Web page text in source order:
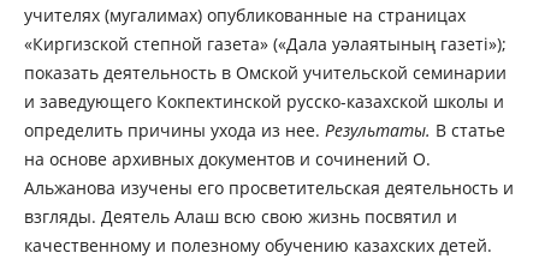
учителях (мугалимах) опубликованные на страницах
«Киргизской степной газета» («Дала уәлаятының газеті»);
показать деятельность в Омской учительской семинарии
и заведующего Кокпектинской русско-казахской школы и
определить причины ухода из нее. Результаты. В статье
на основе архивных документов и сочинений О.
Альжанова изучены его просветительская деятельность и
взгляды. Деятель Алаш всю свою жизнь посвятил и
качественному и полезному обучению казахских детей.